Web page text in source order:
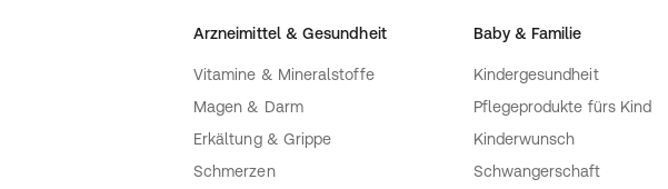
Arzneimittel & Gesundheit
Vitamine & Mineralstoffe
Magen & Darm
Erkältung & Grippe
Schmerzen
Baby & Familie
Kindergesundheit
Pflegeprodukte fürs Kind
Kinderwunsch
Schwangerschaft